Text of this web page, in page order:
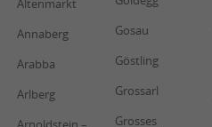
Altenmarkt
Annaberg
Arabba
Arlberg
Gosau
Göstling
Grossarl
Grosses